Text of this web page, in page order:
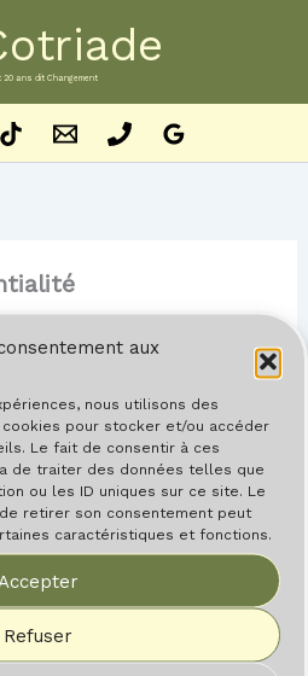
aux
nous utilisons des
pour stocker et/ou accéder
Le fait de consentir à ces
de traiter des données telles que
ou les ID uniques sur ce site. Le
retirer son consentement peut
caractéristiques et fonctions.
Accepter
Refuser
20 ans dit Changement